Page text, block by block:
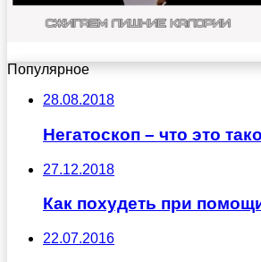
Популярное
28.08.2018
Негатоскоп – что это
27.12.2018
Как похудеть при
22.07.2016